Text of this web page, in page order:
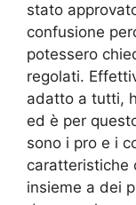
stato
confusione
potessero
regolati.
adatto a tutti,
ed è per
sono i pro e i
caratteristiche
insieme a dei